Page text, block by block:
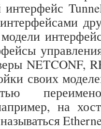
NETCONF,
своих
на